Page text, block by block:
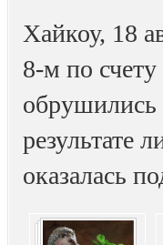
Хайкоу, 18
8-м по
результате
оказалась